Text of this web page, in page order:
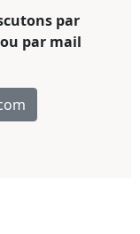
par
par mail